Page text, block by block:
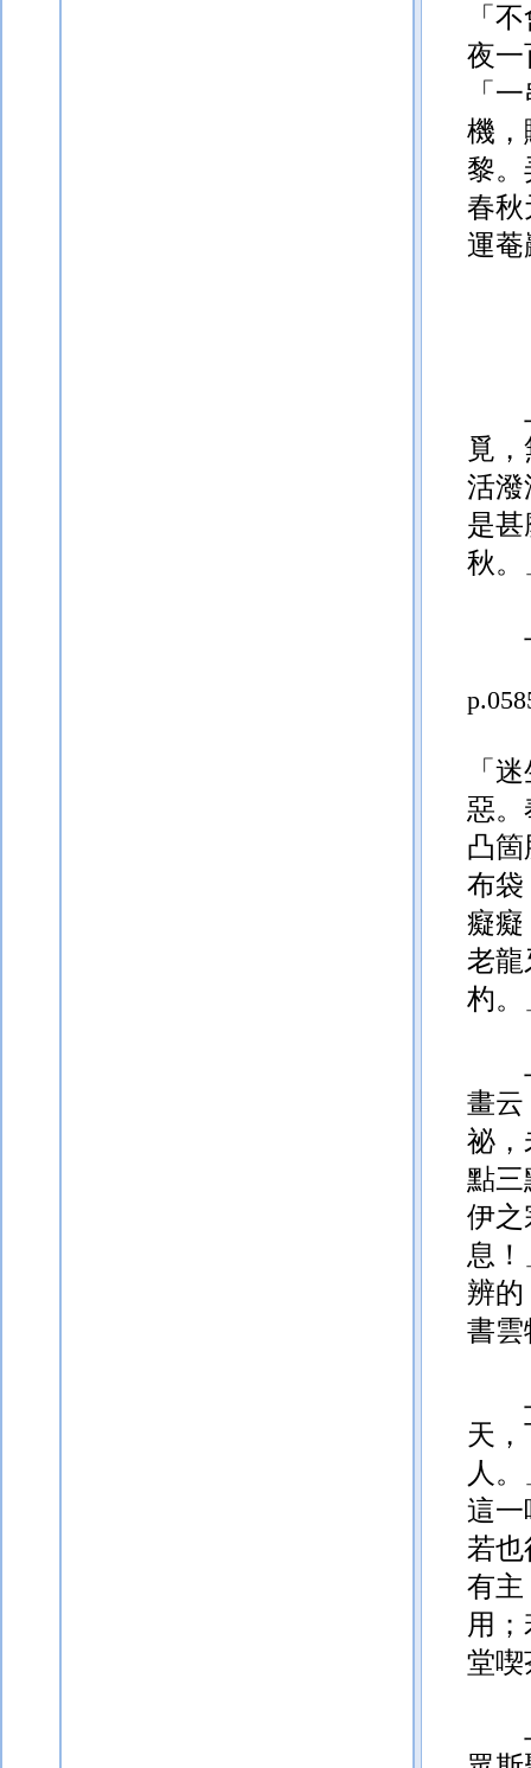
「
夜一
「
機，
黎
春秋
運菴
覓
活潑
是
秋。
「
惡。
凸箇
布袋
癡癡
老龍
杓。
畫云
祕，
點三
伊之
息
辨
書雲
天
人
這一
若
有主
用
堂喫